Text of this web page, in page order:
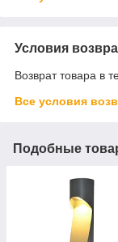
Условия
Возврат товара в
Все условия
Подобные